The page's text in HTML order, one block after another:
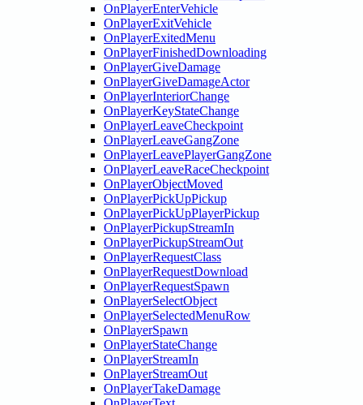
OnPlayerEnterVehicle
OnPlayerExitVehicle
OnPlayerExitedMenu
OnPlayerFinishedDownloading
OnPlayerGiveDamage
OnPlayerGiveDamageActor
OnPlayerInteriorChange
OnPlayerKeyStateChange
OnPlayerLeaveCheckpoint
OnPlayerLeaveGangZone
OnPlayerLeavePlayerGangZone
OnPlayerLeaveRaceCheckpoint
OnPlayerObjectMoved
OnPlayerPickUpPickup
OnPlayerPickUpPlayerPickup
OnPlayerPickupStreamIn
OnPlayerPickupStreamOut
OnPlayerRequestClass
OnPlayerRequestDownload
OnPlayerRequestSpawn
OnPlayerSelectObject
OnPlayerSelectedMenuRow
OnPlayerSpawn
OnPlayerStateChange
OnPlayerStreamIn
OnPlayerStreamOut
OnPlayerTakeDamage